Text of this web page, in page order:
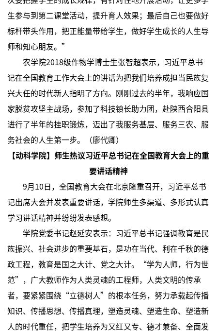
生参与到第二课堂活动，提升育人效果；最后自己也要做好
标杆带头作用，把正能量带给学生，做好学生成长的人生导
师和知心朋友。”
农学院2018级作物学博士生张智超表示，习近平总书
记在全国教育工作大会上的讲话为把我们培养成担当民族复
兴大任的时代新人指明了方向。刚刚过去的半年，我响应国
家脱贫攻坚主战场，参加了科技镇长助力团，赴陕西合阳县
进行了半年的挂职锻炼，迈出了我服务基层、服务三农、服
务社会的人生第一步。（廖代卿）
【动科学院】师生热议习近平总书记在全国教育大会上的重
要讲话精神
9月10日，全国教育大会在北京隆重召开，习近平总书
记出席大会并发表重要讲话，学院师生多渠道、多形式认真
学习讲话精神并纷纷发表感想。
学院党委书记赵延安表示：习近平总书记强调教育是民
族振兴、社会进步的重要基石，是功在当代、利在千秋的德
政工程，教育是国之大计、党之大计。“学为人师，行为世
范”，广大教师作为人类灵魂的工程师，人类文明的传承
者，要紧紧围绕“立德树人”的根本任务，努力承载起传播
知识、传播思想、传播真理，塑造灵魂、塑造生命、塑造新
人的时代重任，把学生培养为又红又专、德才兼备、全面发